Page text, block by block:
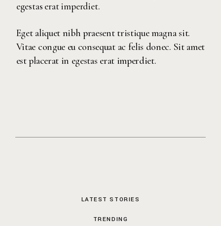
egestas erat imperdiet.
Eget aliquet nibh praesent tristique magna sit.
Vitae congue eu consequat ac felis donec. Sit amet
est placerat in egestas erat imperdiet.
LATEST STORIES
TRENDING